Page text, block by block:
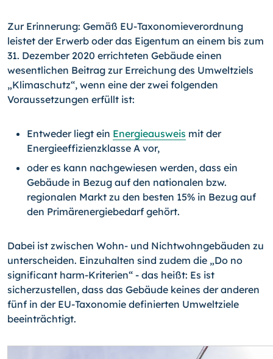
Zur Erinnerung: Gemäß EU-Taxonomieverordnung
leistet der Erwerb oder das Eigentum an einem bis zum
31. Dezember 2020 errichteten Gebäude einen
wesentlichen Beitrag zur Erreichung des Umweltziels
„Klimaschutz“, wenn eine der zwei folgenden
Voraussetzungen erfüllt ist:
Entweder liegt ein Energieausweis mit der
Energieeffizienzklasse A vor,
oder es kann nachgewiesen werden, dass ein
Gebäude in Bezug auf den nationalen bzw.
regionalen Markt zu den besten 15% in Bezug auf
den Primärenergiebedarf gehört.
Dabei ist zwischen Wohn- und Nichtwohngebäuden zu
unterscheiden. Einzuhalten sind zudem die „Do no
significant harm-Kriterien“ - das heißt: Es ist
sicherzustellen, dass das Gebäude keines der anderen
fünf in der EU-Taxonomie definierten Umweltziele
beeinträchtigt.